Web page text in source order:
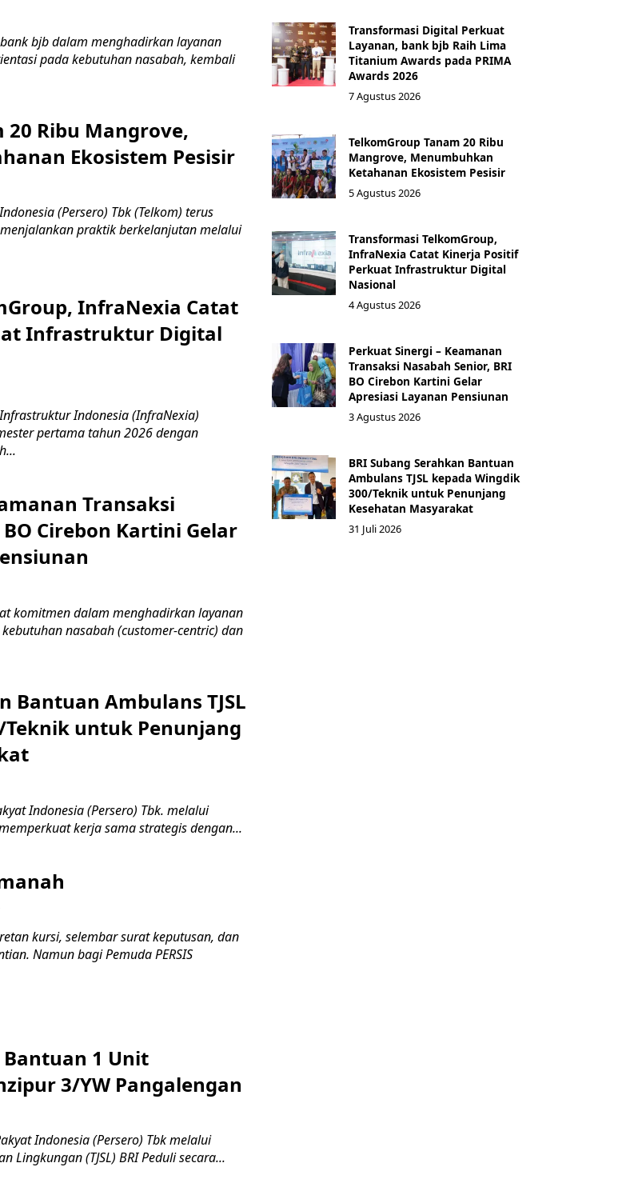
bank bjb dalam menghadirkan layanan
pada kebutuhan nasabah, kembali
20 Ribu Mangrove,
Ekosistem Pesisir
Indonesia (Persero) Tbk (Telkom) terus
praktik berkelanjutan melalui
InfraNexia Catat
Infrastruktur Digital
Infrastruktur Indonesia (InfraNexia)
pertama tahun 2026 dengan
Transaksi
Cirebon Kartini Gelar
komitmen dalam menghadirkan layanan
nasabah (customer-centric) dan
Bantuan Ambulans TJSL
untuk Penunjang
Indonesia (Persero) Tbk. melalui
kerja sama strategis dengan...
kursi, selembar surat keputusan, dan
Namun bagi Pemuda PERSIS
Bantuan 1 Unit
3/YW Pangalengan
Indonesia (Persero) Tbk melalui
Lingkungan (TJSL) BRI Peduli secara...
Transformasi Digital Perkuat
Layanan, bank bjb Raih Lima
Titanium Awards pada PRIMA
Awards 2026
7 Agustus 2026
TelkomGroup Tanam 20 Ribu
Mangrove, Menumbuhkan
Ketahanan Ekosistem Pesisir
5 Agustus 2026
Transformasi TelkomGroup,
InfraNexia Catat Kinerja Positif
Perkuat Infrastruktur Digital
Nasional
4 Agustus 2026
Perkuat Sinergi – Keamanan
Transaksi Nasabah Senior, BRI
BO Cirebon Kartini Gelar
Apresiasi Layanan Pensiunan
3 Agustus 2026
BRI Subang Serahkan Bantuan
Ambulans TJSL kepada Wingdik
300/Teknik untuk Penunjang
Kesehatan Masyarakat ​
31 Juli 2026